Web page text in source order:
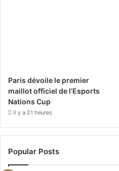
Paris dévoile le premier
maillot officiel de l’Esports
Nations Cup
il y a 21 heures
Popular Posts